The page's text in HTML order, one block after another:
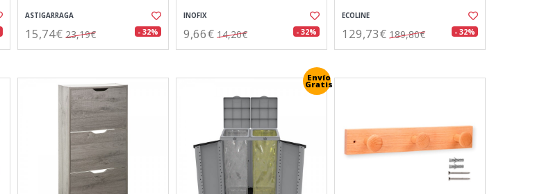
ASTIGARRAGA
15,74€ 23,19€ - 32%
INOFIX
9,66€ 14,20€ - 32%
ECOLINE
129,73€ 189,80€ - 32%
Envío
Gratis